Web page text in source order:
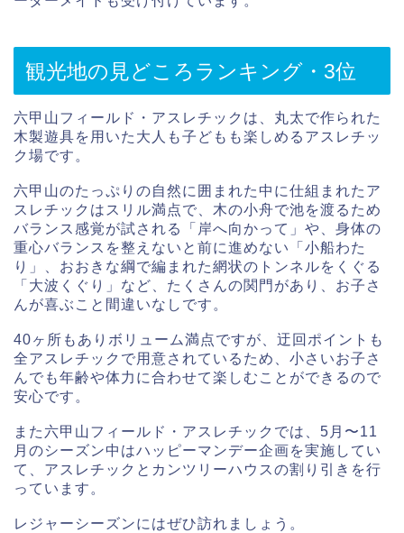
観光地の見どころランキング・3位
六甲山フィールド・アスレチックは、丸太で作られた
木製遊具を用いた大人も子どもも楽しめるアスレチッ
ク場です。
六甲山のたっぷりの自然に囲まれた中に仕組まれたア
スレチックはスリル満点で、木の小舟で池を渡るため
バランス感覚が試される「岸へ向かって」や、身体の
重心バランスを整えないと前に進めない「小船わた
り」、おおきな綱で編まれた網状のトンネルをくぐる
「大波くぐり」など、たくさんの関門があり、お子さ
んが喜ぶこと間違いなしです。
40ヶ所もありボリューム満点ですが、迂回ポイントも
全アスレチックで用意されているため、小さいお子さ
んでも年齢や体力に合わせて楽しむことができるので
安心です。
また六甲山フィールド・アスレチックでは、5月〜11
月のシーズン中はハッピーマンデー企画を実施してい
て、アスレチックとカンツリーハウスの割り引きを行
っています。
レジャーシーズンにはぜひ訪れましょう。